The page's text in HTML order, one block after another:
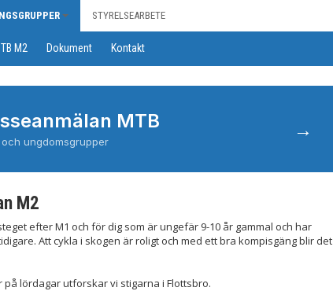
STYRELSEARBETE
M2 Dokument Kontakt
MTB
ungdomsgrupper →
M2
efter M1 och för dig som är ungefär 9-10 år gammal och har
Att cykla i skogen är roligt och med ett bra kompisgäng blir det
lördagar utforskar vi stigarna i Flottsbro.